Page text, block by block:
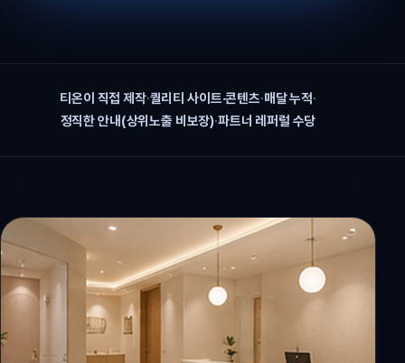
티온이 직접 제작·퀄리티 사이트·콘텐츠·매달 누적·
정직한 안내(상위노출 비보장)·파트너 레퍼럴 수당